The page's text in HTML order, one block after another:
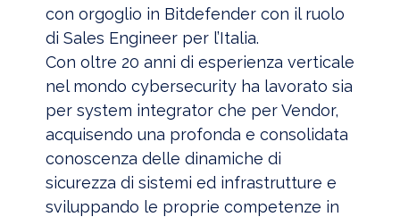
con orgoglio in Bitdefender con il ruolo
di Sales Engineer per l’Italia.
Con oltre 20 anni di esperienza verticale
nel mondo cybersecurity ha lavorato sia
per system integrator che per Vendor,
acquisendo una profonda e consolidata
conoscenza delle dinamiche di
sicurezza di sistemi ed infrastrutture e
sviluppando le proprie competenze in